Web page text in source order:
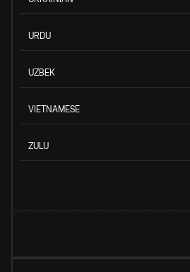
URDU
UZBEK
VIETNAMESE
ZULU